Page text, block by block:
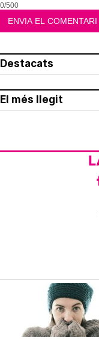
0/500
Destacats
El més llegit